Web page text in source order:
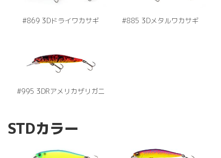
#869 3Dドライワカサギ #885 3Dメタルワカサギ
#995 3DRアメリカザリガニ
STDカラー